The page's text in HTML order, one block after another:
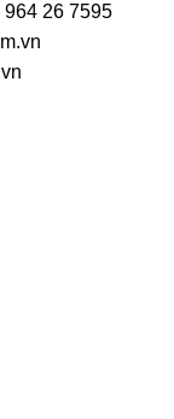
964 26 7595